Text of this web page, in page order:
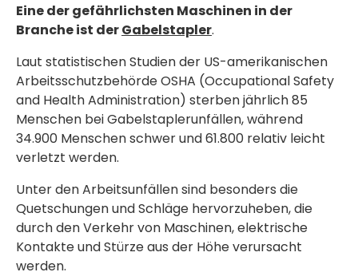
Eine der gefährlichsten Maschinen in der
Branche ist derGabelstapler.
Laut statistischen Studien der US-amerikanischen
Arbeitsschutzbehörde OSHA (Occupational Safety
and Health Administration) sterben jährlich 85
Menschen bei Gabelstaplerunfällen, während
34.900 Menschen schwer und 61.800 relativ leicht
verletzt werden.
Unter den Arbeitsunfällen sind besonders die
Quetschungen und Schläge hervorzuheben, die
durch den Verkehr von Maschinen, elektrische
Kontakte und Stürze aus der Höhe verursacht
werden.